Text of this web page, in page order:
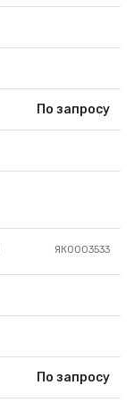
По запросу
ЯК0003533
По запросу